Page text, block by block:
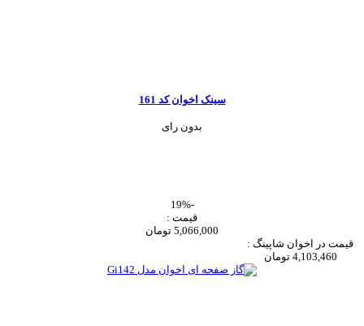
سینک اخوان کد 161
بدون رای
-19%
قیمت :
5,066,000 تومان
قیمت در اخوان شاپینگ :
4,103,460 تومان